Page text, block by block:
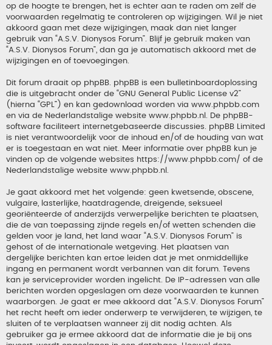
op de hoogte te brengen, het is echter aan te raden om zelf de
voorwaarden regelmatig te controleren op wijzigingen. Wil je niet
akkoord gaan met deze wijzigingen, maak dan niet langer
gebruik van “A.S.V. Dionysos Forum”. Blijf je gebruik maken van
“A.S.V. Dionysos Forum”, dan ga je automatisch akkoord met de
wijzigingen en of toevoegingen.
Dit forum draait op phpBB. phpBB is een bulletinboardoplossing
die is uitgebracht onder de “GNU General Public License v2”
(hierna “GPL”) en kan gedownload worden via www.phpbb.com
en via de Nederlandstalige website www.phpbb.nl . De phpBB-
software faciliteert internetgebaseerde discussies. phpBB Limited
is niet verantwoordelijk voor de inhoud en/of de houding van wat
er is toegestaan en wat niet. Meer informatie over phpBB kun je
vinden op de volgende websites https://www.phpbb.com/ of de
Nederlandstalige website www.phpbb.nl
Je gaat akkoord met het volgende: geen kwetsende, obscene,
vulgaire, lasterlijke, haatdragende, dreigende, seksueel
georiënteerde of anderzijds verwerpelijke berichten te plaatsen,
die de van toepassing zijnde regels en/of wetten schenden die
gelden voor je land, het land waar “A.S.V. Dionysos Forum” is
gehost of de internationale wetgeving. Het plaatsen van
dergelijke berichten kan ertoe leiden dat je met onmiddellijke
ingang en permanent wordt verbannen van dit forum. Tevens
kan je serviceprovider worden ingelicht. De IP-adressen van alle
berichten worden opgeslagen om deze voorwaarden te kunnen
waarborgen. Je gaat er mee akkoord dat “A.S.V. Dionysos Forum”
het recht heeft om ieder onderwerp te verwijderen, te wijzigen, te
sluiten of te verplaatsen wanneer zij dit nodig achten. Als
gebruiker ga je ermee akkoord dat de informatie die je bij ons